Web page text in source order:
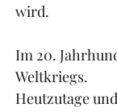
wird.
Im 20.
Weltkriegs.
Heutzutage